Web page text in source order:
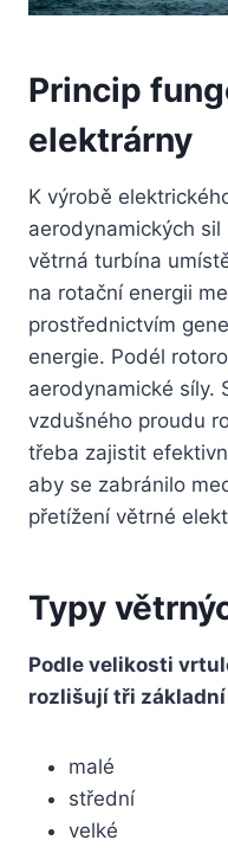
Princip
elektrárny
K výrobě
aerodynamických
větrná turbína
na rotační energii
prostřednictvím
energie. Podél
aerodynamické síly.
vzdušného proudu
třeba zajistit
aby se zabránilo
přetížení větrné
Typy
Podle velikosti
rozlišují tři
malé
střední
velké